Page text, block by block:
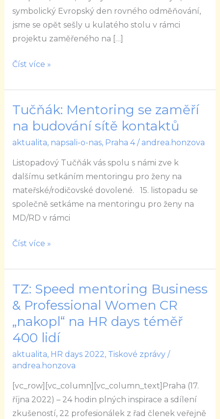
symbolický Evropský den rovného odměňování,
jsme se opět sešly u kulatého stolu v rámci
projektu zaměřeného na […]
Číst více »
Tučňák: Mentoring se zaměří
na budování sítě kontaktů
aktualita, napsali-o-nas, Praha 4/ andrea.honzova
Listopadový Tučňák vás spolu s námi zve k
dalšímu setkáním mentoringu pro ženy na
mateřské/rodičovské dovolené. 15. listopadu se
společně setkáme na mentoringu pro ženy na
MD/RD v rámci
Tučňák:
Mentoring
na
budování
sítě
kontaktů
Číst více »
TZ: Speed mentoring Business
& Professional Women CR
„nakopl“ na HR days téměř
400 lidí
aktualita, HR days 2022, Tiskové zprávy/
andrea.honzova
[vc_row][vc_column][vc_column_text]Praha (17.
října 2022) – 24 hodin plných inspirace a sdílení
zkušeností, 22 profesionálek z řad členek veřejně
TZ:
Speed
mentoring
Business
&
Professional
Women
CR
„nakopl“
na